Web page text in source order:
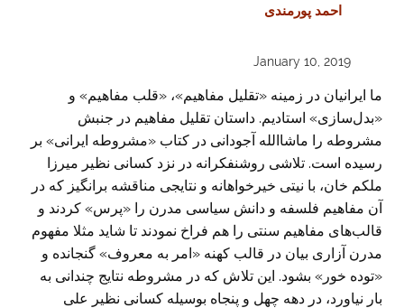
احمد پورمندی
January 10, 2019
ما ایرانیان در زمینه «تقلیل مفاهیم»، «قلب مفاهیم» و
«بدل‌سازی» استادیم. داستان تقلیل مفاهیم در جنبش
مشروطه را ماشاالله آجودانی در کتاب «مشروطه ایرانی» بر
رسیده است. تلاشی روشنفکرانه در نزد کسانی نظیر میرزا
ملکم خان، با نیتی خیرخواهانه و نتایجی مناقشه برانگیز که در
آن مفاهیم فلسفه و دانش سیاسی مدرن را «پرس» کردند و
قالب‌های مفاهیم سنتی را هم فراخ نمودند تا شاید مثلا مفهوم
مدرن آزاری بیان در قالب کهنه «امر به معروف» گنجانده و
«توده خور» بشود. این تلاش که در مشروطه نتایج چندانی به
بار نیاورد، در دهه چهل و پنجاه بوسیله کسانی نظیر علی